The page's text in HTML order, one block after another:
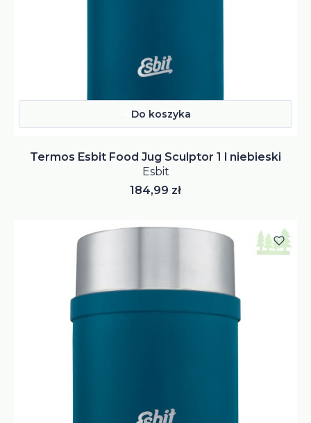
Do koszyka
Termos Esbit Food Jug Sculptor 1 l niebieski
Esbit
Cena
184,99 zł